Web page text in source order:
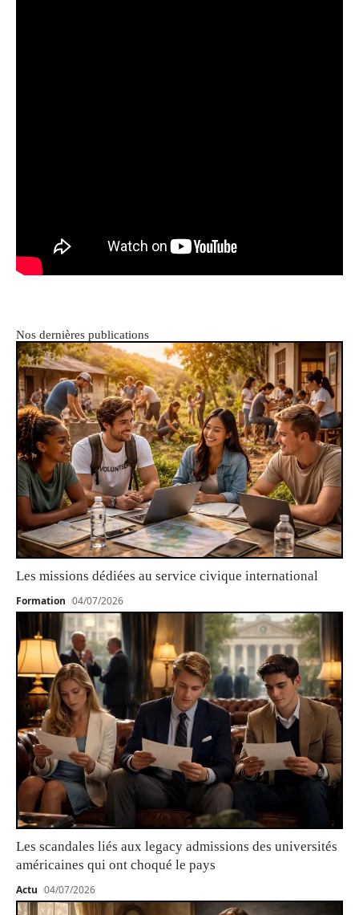
Nos dernières publications
Les missions dédiées au service civique international
Formation 04/07/2026
Les scandales liés aux legacy admissions des universités
américaines qui ont choqué le pays
Actu 04/07/2026